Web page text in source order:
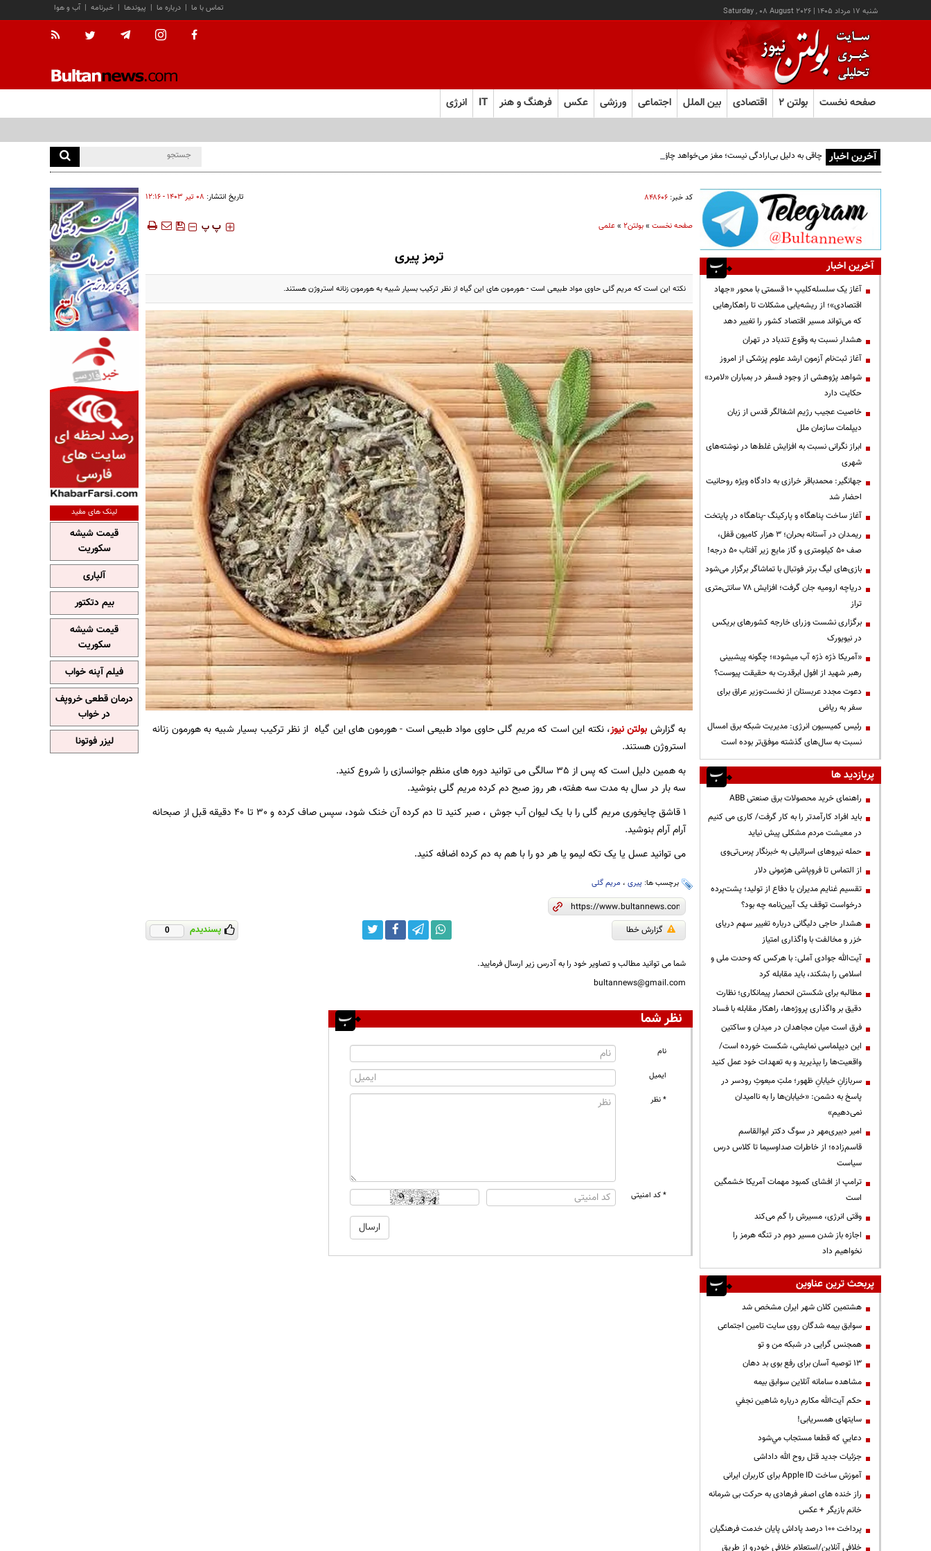
شنبه ۱۷ مرداد ۱۴۰۵ |
Saturday , 08 August 2026 آب و هوا | خبرنامه | پیوندها | درباره ما | تماس با ما
صفحه نخست بولتن ۲ اقتصادی بین الملل اجتماعی ورزشی عکس فرهنگ و هنر IT انرژی
آخرین اخبار چاقی به دلیل بی‌ارادگی نیست؛ مغز می‌خواهد چاق بمانیم!
کد خبر: ۸۴۸۶۰۶ تاریخ انتشار: ۰۸ تير ۱۴۰۳ - ۱۲:۱۶
صفحه نخست»بولتن2 »علمی ‍‍‍ پ پ
ترمز پیری
نکته این است که مریم گلی حاوی مواد طبیعی است - هورمون های این گیاه از نظر ترکیب بسیار شبیه به هورمون زنانه استروژن هستند.
به گزارش بولتن نیوز، نکته این است که مریم گلی حاوی مواد طبیعی است - هورمون های این گیاه از نظر ترکیب بسیار شبیه به هورمون زنانه
استروژن هستند.
به همین دلیل است که پس از 35 سالگی می توانید دوره های منظم جوانسازی را شروع کنید.
سه بار در سال به مدت سه هفته، هر روز صبح دم کرده مریم گلی بنوشید.
1 قاشق چایخوری مریم گلی را با یک لیوان آب جوش ، صبر کنید تا دم کرده آن خنک شود، سپس صاف کرده و 30 تا 40 دقیقه قبل از صبحانه
آرام آرام بنوشید.
می توانید عسل یا یک تکه لیمو یا هر دو را با هم به دم کرده اضافه کنید.
برچسب ها: پیری، مریم گلی
گزارش خطا پسندیدم 0
شما می توانید مطالب و تصاویر خود را به آدرس زیر ارسال فرمایید.
bultannews@gmail.com
نظر شما
نام
ایمیل
* نظر
* کد امنیتی
آخرین اخبار
آغاز یک سلسله‌کلیپ ۱۰ قسمتی با محور «جهاد
اقتصادی»؛ از ریشه‌یابی مشکلات تا راهکارهایی
که می‌تواند مسیر اقتصاد کشور را تغییر دهد
هشدار نسبت به وقوع تندباد در تهران
آغاز ثبت‌نام آزمون ارشد علوم پزشکی از امروز
شواهد پژوهشی از وجود فسفر در بمباران «لامرد»
حکایت دارد
خاصیت عجیب رژیم اشغالگر قدس از زبان
دیپلمات سازمان ملل
ابراز نگرانی نسبت به افزایش غلط‌ها در نوشته‌های
شهری
جهانگیر: محمدباقر خرازی به دادگاه ویژه روحانیت
احضار شد
آغاز ساخت پناهگاه و پارکینگ -پناهگاه در پایتخت
ریمـدان در آستانه بحران؛ ۳ هزار کامیون قفل،
صف ۵۰ کیلومتری و گاز مایع زیر آفتاب ۵۰ درجه!
بازی‌های لیگ برتر فوتبال با تماشاگر برگزار می‌شود
دریاچه ارومیه جان گرفت؛ افزایش ۷۸ سانتی‌متری
تراز
برگزاری نشست وزرای خارجه کشورهای بریکس
در نیویورک
«آمریکا ذرّه ذرّه آب میشود»؛ چگونه پیشبینی
رهبر شهید از افول ابرقدرت به حقیقت پیوست؟
دعوت مجدد عربستان از نخست‌وزیر عراق برای
سفر به ریاض
رئیس کمیسیون انرژی: مدیریت شبکه برق امسال
نسبت به سال‌های گذشته موفق‌تر بوده است
پربازدید ها
راهنمای خرید محصولات برق صنعتی ABB
باید افراد کارآمدتر را به کار گرفت/ کاری می کنیم
در معیشت مردم مشکلی پیش نیاید
حمله نیروهای اسرائیلی به خبرنگار پرس‌تی‌وی
از التماس تا فروپاشی هژمونی دلار
تقسیم غنایم مدیران یا دفاع از تولید؛ پشت‌پرده
درخواست توقف یک آیین‌نامه چه بود؟
هشدار حاجی دلیگانی درباره تغییر سهم دریای
خزر و مخالفت با واگذاری امتیاز
آیت‌الله جوادی آملی: با هرکس که وحدت ملی و
اسلامی را بشکند، باید مقابله کرد
مطالبه برای شکستن انحصار پیمانکاری؛ نظارت
دقیق بر واگذاری پروژه‌ها، راهکار مقابله با فساد
فرق است میان مجاهدان در میدان و ساکتین
این دیپلماسی نمایشی، شکست خورده است/
واقعیت‌ها را بپذیرید و به تعهدات خود عمل کنید
سربازانِ خیابانِ ظهور؛ ملتِ مبعوثِ رودسر در
پاسخ به دشمن: «خیابان‌ها را به ناامیدان
نمی‌دهیم»
امیر دبیری‌مهر در سوگ دکتر ابوالقاسم
قاسم‌زاده؛ از خاطرات صداوسیما تا کلاس درس
سیاست
ترامپ از افشای کمبود مهمات آمریکا خشمگین
است
وقتی انرژی، مسیرش را گم می‌کند
اجازه باز شدن مسیر دوم در تنگه هرمز را
نخواهیم داد
پربحث ترین عناوین
هشتمین کلان شهر ایران مشخص شد
سوابق بیمه شدگان روی سایت تامین اجتماعی
همجنس گرایی در شبکه من و تو
13 توصیه آسان برای رفع بوی بد دهان
مشاهده سامانه آنلاين سوابق بیمه
حكم آيت‌الله مكارم درباره شاهين نجفي
سایتهای همسریابی!
دعايي كه قطعا مستجاب مي‌شود
جزئیات جدید قتل روح الله داداشی
آموزش ساخت Apple ID برای کاربران ایرانی
راز خنده های اصغر فرهادی به حرکت بی شرمانه
خانم بازیگر + عکس
پرداخت ۱۰۰ درصد پاداش پایان خدمت فرهنگیان
خلافی آنلاین/استعلام خلافی خودرو از طریق
لینک های مفید
قیمت شیشه
سکوریت
آلپاری
بیم دتکتور
قیمت شیشه
سکوریت
فیلم آپنه خواب
درمان قطعی خروپف
در خواب
لیزر فوتونا